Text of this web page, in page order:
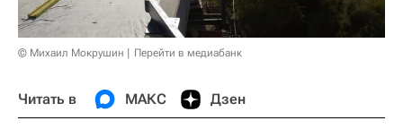
© Михаил Мокрушин Перейти в медиабанк
Читать в МАКС Дзен